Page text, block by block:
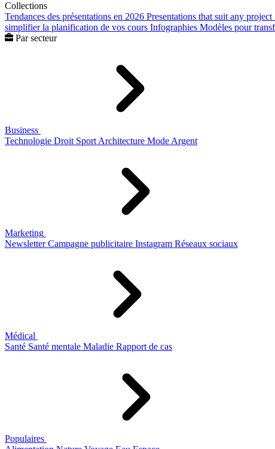
Collections
Tendances des présentations en 2026 Presentations that suit any project
simplifier la planification de vos cours Infographies Modèles pour
Par secteur
Business
Technologie Droit Sport Architecture Mode Argent
Marketing
Newsletter Campagne publicitaire Instagram Réseaux sociaux
Médical
Santé Santé mentale Maladie Rapport de cas
Populaires